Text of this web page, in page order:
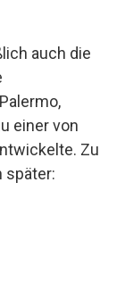
auch die
einer von
Zu
später: